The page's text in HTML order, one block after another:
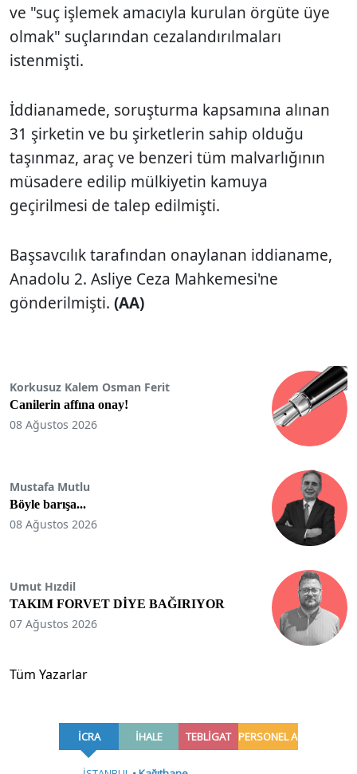
ve "suç işlemek amacıyla kurulan örgüte üye
olmak" suçlarından cezalandırılmaları
istenmişti.
İddianamede, soruşturma kapsamına alınan
31 şirketin ve bu şirketlerin sahip olduğu
taşınmaz, araç ve benzeri tüm malvarlığının
müsadere edilip mülkiyetin kamuya
geçirilmesi de talep edilmişti.
Başsavcılık tarafından onaylanan iddianame,
Anadolu 2. Asliye Ceza Mahkemesi'ne
gönderilmişti. (AA)
Korkusuz Kalem Osman Ferit
Canilerin affına onay!
08 Ağustos 2026
Mustafa Mutlu
Böyle barışa...
08 Ağustos 2026
Umut Hızdil
TAKIM FORVET DİYE BAĞIRIYOR
07 Ağustos 2026
Tüm Yazarlar